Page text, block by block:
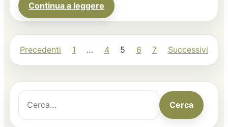
Continua a leggere
Paginazione degli articoli
Precedenti 1 … 4 5 6 7 Successivi
Cerca:
Cerca